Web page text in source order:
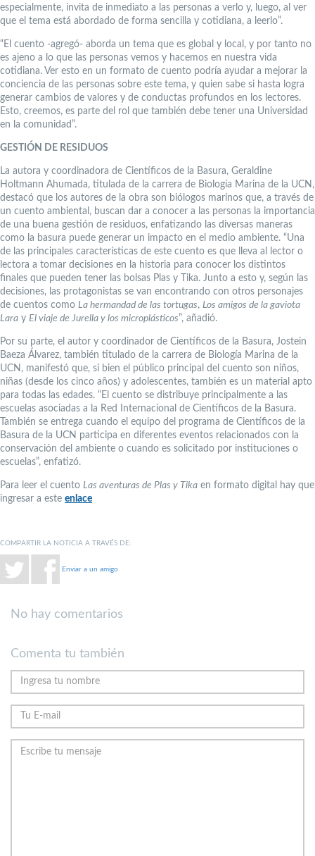
especialmente, invita de inmediato a las personas a verlo y, luego, al ver
que el tema está abordado de forma sencilla y cotidiana, a leerlo”.
“El cuento -agregó- aborda un tema que es global y local, y por tanto no
es ajeno a lo que las personas vemos y hacemos en nuestra vida
cotidiana. Ver esto en un formato de cuento podría ayudar a mejorar la
conciencia de las personas sobre este tema, y quien sabe si hasta logra
generar cambios de valores y de conductas profundos en los lectores.
Esto, creemos, es parte del rol que también debe tener una Universidad
en la comunidad”.
GESTIÓN DE RESIDUOS
La autora y coordinadora de Científicos de la Basura, Geraldine
Holtmann Ahumada, titulada de la carrera de Biología Marina de la UCN,
destacó que los autores de la obra son biólogos marinos que, a través de
un cuento ambiental, buscan dar a conocer a las personas la importancia
de una buena gestión de residuos, enfatizando las diversas maneras
como la basura puede generar un impacto en el medio ambiente. “Una
de las principales características de este cuento es que lleva al lector o
lectora a tomar decisiones en la historia para conocer los distintos
finales que pueden tener las bolsas Plas y Tika. Junto a esto y, según las
decisiones, las protagonistas se van encontrando con otros personajes
de cuentos como La hermandad de las tortugas, Los amigos de la gaviota
Lara y El viaje de Jurella y los microplásticos”, añadió.
Por su parte, el autor y coordinador de Científicos de la Basura, Jostein
Baeza Álvarez, también titulado de la carrera de Biología Marina de la
UCN, manifestó que, si bien el público principal del cuento son niños,
niñas (desde los cinco años) y adolescentes, también es un material apto
para todas las edades. “El cuento se distribuye principalmente a las
escuelas asociadas a la Red Internacional de Científicos de la Basura.
También se entrega cuando el equipo del programa de Científicos de la
Basura de la UCN participa en diferentes eventos relacionados con la
conservación del ambiente o cuando es solicitado por instituciones o
escuelas”, enfatizó.
Para leer el cuento Las aventuras de Plas y Tika en formato digital hay que
ingresar a este enlace
COMPARTIR LA NOTICIA A TRAVÉS DE:
Enviar a un amigo
No hay comentarios
Comenta tu también